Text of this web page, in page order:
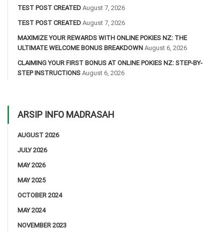
TEST POST CREATED August 7, 2026
TEST POST CREATED August 7, 2026
MAXIMIZE YOUR REWARDS WITH ONLINE POKIES NZ: THE
ULTIMATE WELCOME BONUS BREAKDOWN August 6, 2026
CLAIMING YOUR FIRST BONUS AT ONLINE POKIES NZ: STEP-BY-
STEP INSTRUCTIONS August 6, 2026
ARSIP INFO MADRASAH
AUGUST 2026
JULY 2026
MAY 2026
MAY 2025
OCTOBER 2024
MAY 2024
NOVEMBER 2023